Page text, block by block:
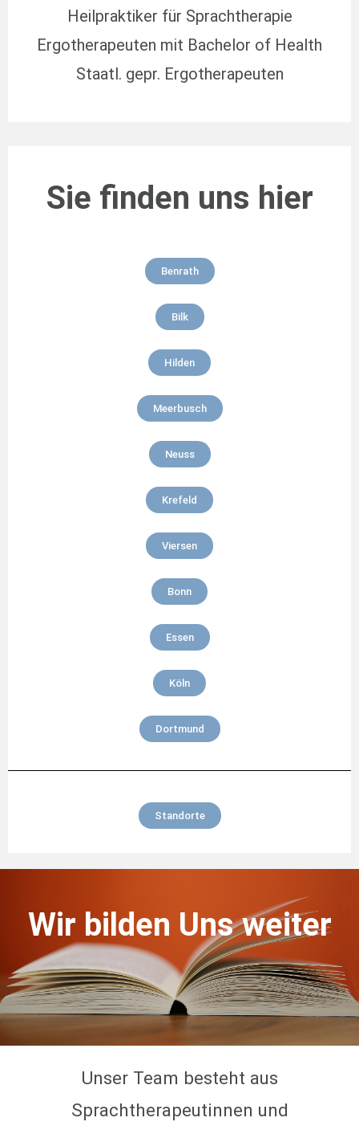
Heilpraktiker für Sprachtherapie
Ergotherapeuten mit Bachelor of Health
Staatl. gepr. Ergotherapeuten
Sie finden uns hier
Benrath
Bilk
Hilden
Meerbusch
Neuss
Krefeld
Viersen
Bonn
Essen
Köln
Dortmund
Standorte
Wir bilden Uns weiter
Unser Team besteht aus
Sprachtherapeutinnen und